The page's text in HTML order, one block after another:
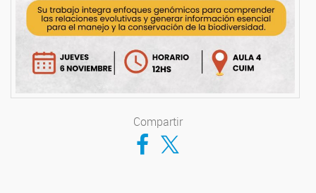
Compartir
Compartir en Facebook
Compartir en Twitter